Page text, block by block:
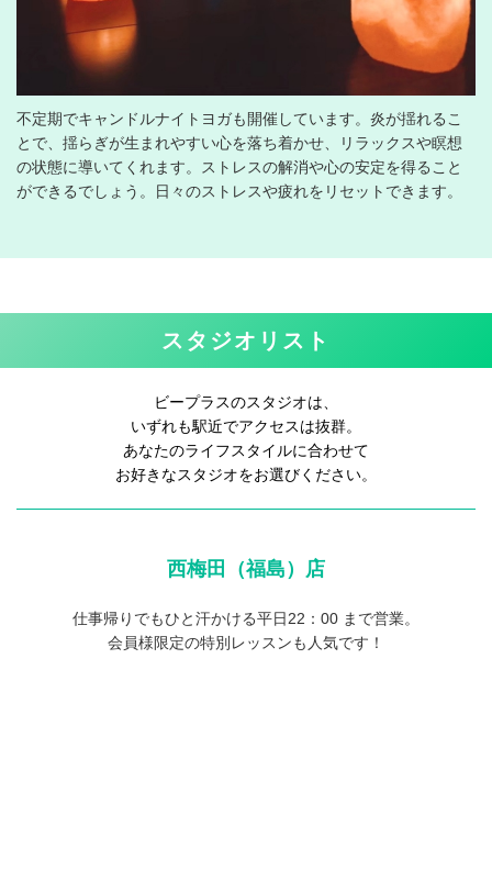
不定期でキャンドルナイトヨガも開催しています。炎が揺れるこ
とで、揺らぎが生まれやすい心を落ち着かせ、リラックスや瞑想
の状態に導いてくれます。ストレスの解消や心の安定を得ること
ができるでしょう。日々のストレスや疲れをリセットできます。
スタジオリスト
ビープラスのスタジオは、
いずれも駅近でアクセスは抜群。
あなたのライフスタイルに合わせて
お好きなスタジオをお選びください。
西梅田（福島）店
仕事帰りでもひと汗かける平日22：00 まで営業。
会員様限定の特別レッスンも人気です！